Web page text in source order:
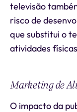
televisão
risco de
que substitui o
atividades
Marketing de
O impacto da